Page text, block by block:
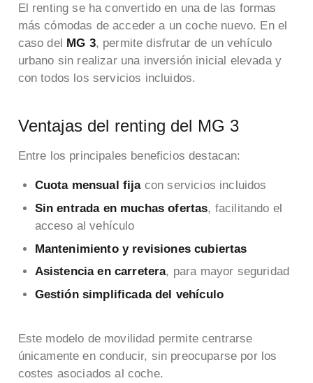
El renting se ha convertido en una de las formas
más cómodas de acceder a un coche nuevo. En el
caso del MG 3, permite disfrutar de un vehículo
urbano sin realizar una inversión inicial elevada y
con todos los servicios incluidos.
Ventajas del renting del MG 3
Entre los principales beneficios destacan:
Cuota mensual fijacon servicios incluidos
Sin entrada en muchas ofertas, facilitando el
acceso al vehículo
Mantenimiento y revisiones cubiertas
Asistencia en carretera, para mayor seguridad
Gestión simplificada del vehículo
Este modelo de movilidad permite centrarse
únicamente en conducir, sin preocuparse por los
costes asociados al coche.